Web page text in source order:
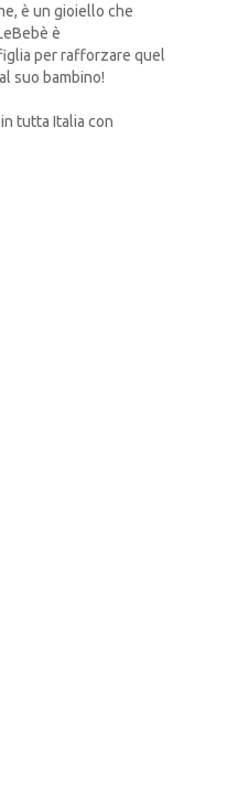
è un gioiello che
è
per rafforzare quel
suo bambino!
tutta Italia con